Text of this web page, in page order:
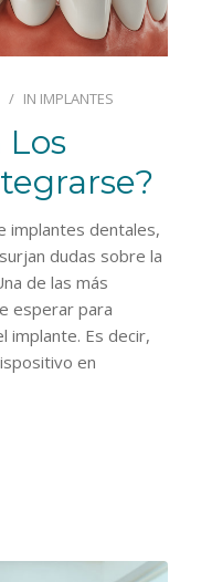
IN IMPLANTES
Los
implantes dentales,
dudas sobre la
de las más
esperar para
implante. Es decir,
en